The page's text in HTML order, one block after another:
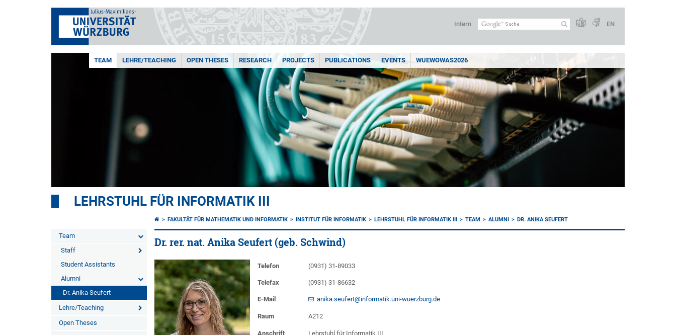
Intern EN
TEAM LEHRE/TEACHING OPEN THESES RESEARCH PROJECTS PUBLICATIONS EVENTS WUEWOWAS2026
LEHRSTUHL FÜR INFORMATIK III
Team
Staff
Student Assistants
Alumni
Dr. Anika Seufert
Lehre/Teaching
Open Theses
FAKULTÄT FÜR MATHEMATIK UND INFORMATIK INSTITUT FÜR INFORMATIK LEHRSTUHL FÜR INFORMATIK III TEAM ALUMNI DR. ANIKA SEUFERT
Dr. rer. nat. Anika Seufert (geb. Schwind)
Telefon (0931) 31-89033
Telefax (0931) 31-86632
E-Mail anika.seufert@informatik.uni-wuerzburg.de
Raum A212
Anschrift
Lehrstuhl für Informatik III